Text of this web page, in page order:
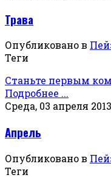
Трава
Опубликовано в
Теги
Станьте первым
Подробнее ...
Среда, 03 апреля
Апрель
Опубликовано в
Теги